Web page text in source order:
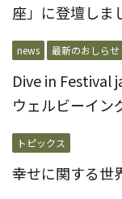
座」に登壇しま
news 最新のおしらせ
Dive in Festival
ウェルビーイン
トピックス
幸せに関する世